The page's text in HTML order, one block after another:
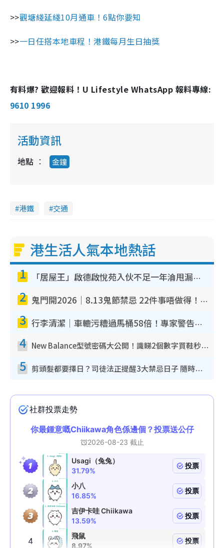
>>觀塘綫延綫10月通車！6點你要知
>>一日任搭本地車程！港鐵每月生日抽獎
有料爆? 歡迎報料！U Lifestyle WhatsApp 報料專線:
9610 1996
活動資訊
地點 金鐘
港鐵 交通
港生活人氣本地熱話
1 「居屋王」啟德啟悅苑入伙不足一年淪甩漏之王！插頭噴火花致大停電 多戶業主全屋家電報銷
2 鬼門開2026｜8.13鬼節禁忌 22件事唔做得！燒肉、刺身要少食？半夜勿吹口哨/打呢個電話
3 行李清潔｜車轆污糟過馬桶58倍！專家警告忌用酒精抹 教1招免污手除菌
4 New Balance型號密碼大公開！識睇2個數字買鞋秒知功能免中伏 附5大熱門鞋款
5 剪頭髮都要擇日？司徒法正提醒3大禁忌日子 隨時剪走財運！呢日剪髮恐「剪壽命」？